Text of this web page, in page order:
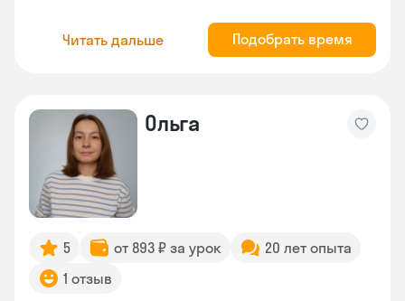
Читать дальше Подобрать время
Ольга
5 от 893 ₽ за урок
20 лет опыта
1 отзыв